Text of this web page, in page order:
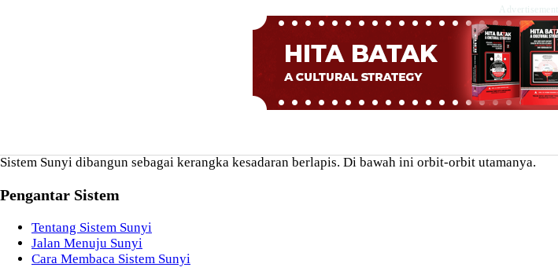
Advertisement
Sistem Sunyi dibangun sebagai kerangka kesadaran berlapis. Di bawah ini orbit-orbit utamanya.
Pengantar Sistem
Tentang Sistem Sunyi
Jalan Menuju Sunyi
Cara Membaca Sistem Sunyi